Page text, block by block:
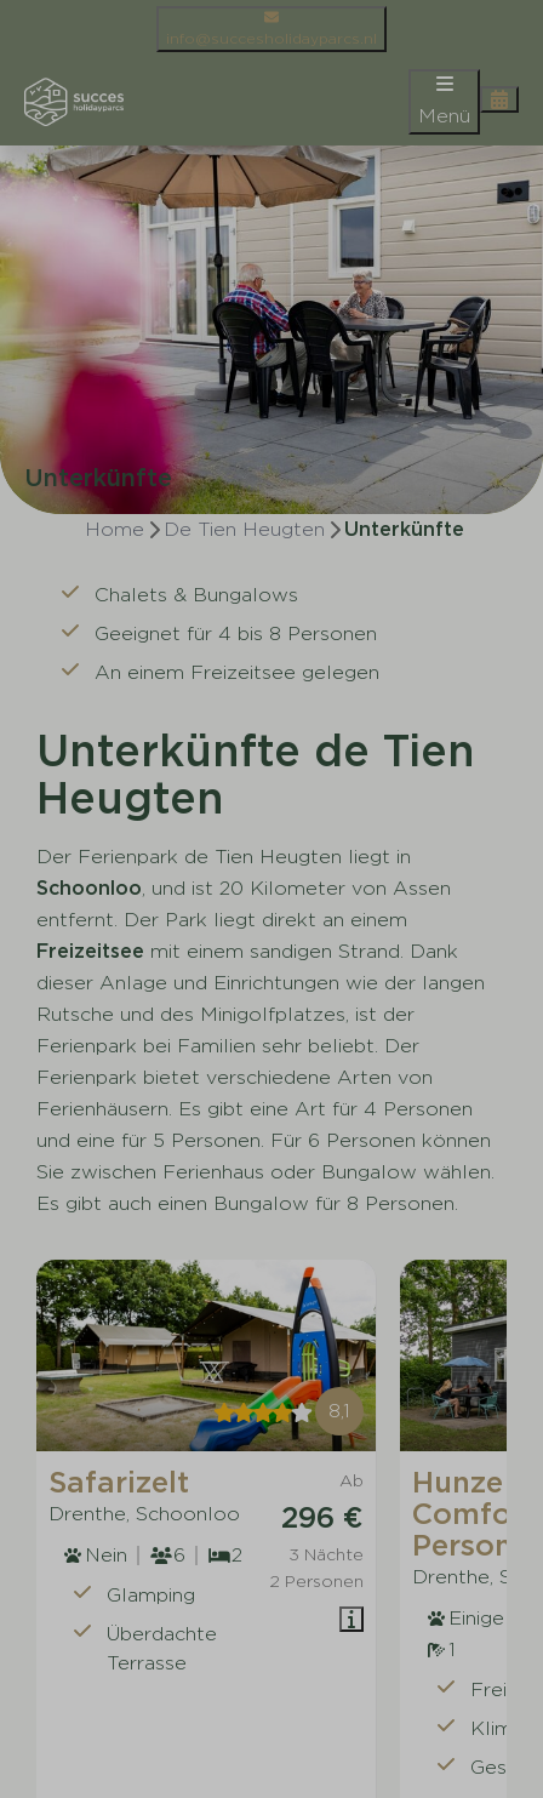
info@succesholidayparcs.nl
Menü
Unterkünfte
Home De Tien Heugten Unterkünfte
Chalets & Bungalows
Geeignet für 4 bis 8 Personen
An einem Freizeitsee gelegen
Unterkünfte de Tien
Heugten
Der Ferienpark de Tien Heugten liegt in
Schoonloo, und ist 20 Kilometer von Assen
entfernt. Der Park liegt direkt an einem
Freizeitsee mit einem sandigen Strand. Dank
dieser Anlage und Einrichtungen wie der langen
Rutsche und des Minigolfplatzes, ist der
Ferienpark bei Familien sehr beliebt. Der
Ferienpark bietet verschiedene Arten von
Ferienhäusern. Es gibt eine Art für 4 Personen
und eine für 5 Personen. Für 6 Personen können
Sie zwischen Ferienhaus oder Bungalow wählen.
Es gibt auch einen Bungalow für 8 Personen.
8,1
Ab
296 €
3 Nächte
2 Personen
Safarizelt
Drenthe, Schoonloo
Nein
6
2
Glamping
Überdachte
Terrasse
Hunze
Comfort
Drenthe,
Einige
1